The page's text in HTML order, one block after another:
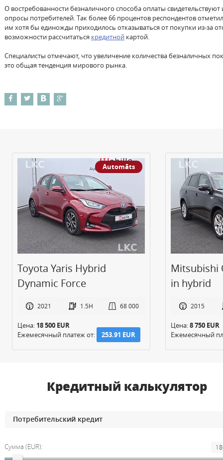
О востребованности безналичного способа оплаты свидетельствуют
опросы потребителей. Так более 66 процентов респондентов
им хотя бы единожды приходилось отказываться от покупки из-за
возможности рассчитаться кредитной картой.
Специалисты отмечают, что увеличение количества безналичных
это общая тенденция мирового рынка.
Automāts
Mitsubishi Outlander Plug-
in hybrid
2015 2.0H 277 000
Цена: 8 750 EUR
Ежемесячный платеж от:
120.09 EUR
Mitsubishi
in hybrid
2018
Цена:15 950 EUR
Ежемесячный
Кредитный калькулятор
Сумма (EUR):